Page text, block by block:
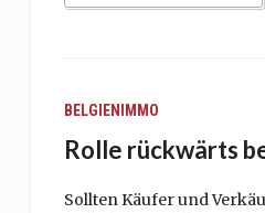
BELGIENIMMO
Rolle rückwärts
Sollten Käufer und